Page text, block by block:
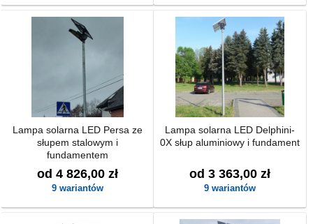
Lampa solarna LED Persa ze
słupem stalowym i
fundamentem
od 4 826,00 zł
9 wariantów
Lampa solarna LED Delphini-
0X słup aluminiowy i fundament
od 3 363,00 zł
9 wariantów